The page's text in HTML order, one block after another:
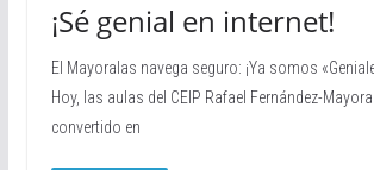
¡Sé genial en internet!
El Mayoralas navega seguro: ¡Ya somos
Hoy, las aulas del CEIP Rafael Fernández-
convertido en